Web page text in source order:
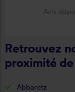
Avis
Retrouvez
proximité
Abbaretz